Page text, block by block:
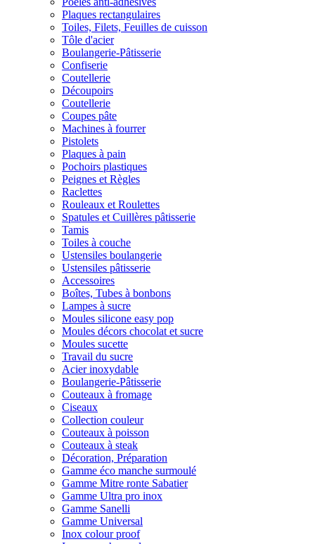
Plaques rectangulaires
Toiles, Filets, Feuilles de cuisson
Tôle d'acier
Boulangerie-Pâtisserie
Confiserie
Coutellerie
Découpoirs
Coutellerie
Coupes pâte
Machines à fourrer
Pistolets
Plaques à pain
Pochoirs plastiques
Peignes et Règles
Raclettes
Rouleaux et Roulettes
Spatules et Cuillères pâtisserie
Tamis
Toiles à couche
Ustensiles boulangerie
Ustensiles pâtisserie
Accessoires
Boîtes, Tubes à bonbons
Lampes à sucre
Moules silicone easy pop
Moules décors chocolat et sucre
Moules sucette
Travail du sucre
Acier inoxydable
Boulangerie-Pâtisserie
Couteaux à fromage
Ciseaux
Collection couleur
Couteaux à poisson
Couteaux à steak
Décoration, Préparation
Gamme éco manche surmoulé
Gamme Mitre ronte Sabatier
Gamme Ultra pro inox
Gamme Sanelli
Gamme Universal
Inox colour proof